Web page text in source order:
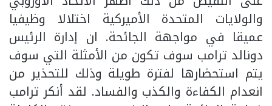
والولايات المتحدة الأميركية اختلالا وظيفيا
عميقا في مواجهة الجائحة. ان إدارة الرئيس
دونالد ترامب سوف تكون من الأمثلة التي سوف
يتم استحضارها لفترة طويلة وذلك للتحذير من
انعدام الكفاءة والكذب والفساد. لقد أنكر ترامب